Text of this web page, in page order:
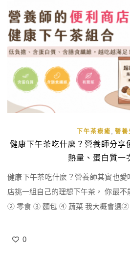
下午茶療癒 營養
健康下午茶吃什麼？營養師分享
熱量、蛋白質一
健康下午茶吃什麼？營養師其實也
店挑一組自己的理想下午茶， 你最
② 零食 ③ 麵包 ④ 蔬菜 我大概會選②
那種卡滋卡滋的口感🤣 只是每次走
0